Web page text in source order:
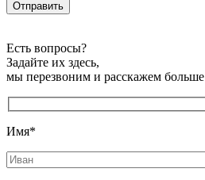
Есть вопросы?
Задайте их здесь,
мы перезвоним и расскажем больше
Имя*